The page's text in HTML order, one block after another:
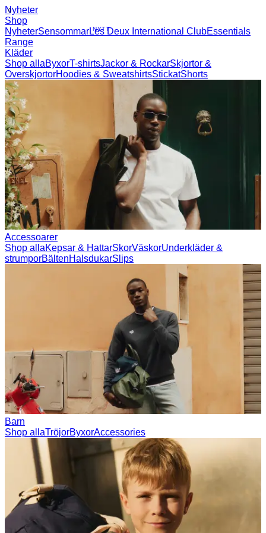
Nyheter
Shop
NyheterSensommarNYTT Les Deux International ClubEssentials
Range
Kläder
Shop alla ByxorT-shirtsJackor & RockarSkjortor &
OverskjortorHoodies & SweatshirtsStickatShorts
Accessoarer
Shop alla Kepsar & HattarSkorVäskorUnderkläder &
strumporBältenHalsdukarSlips
Barn
Shop alla TröjorByxorAccessories